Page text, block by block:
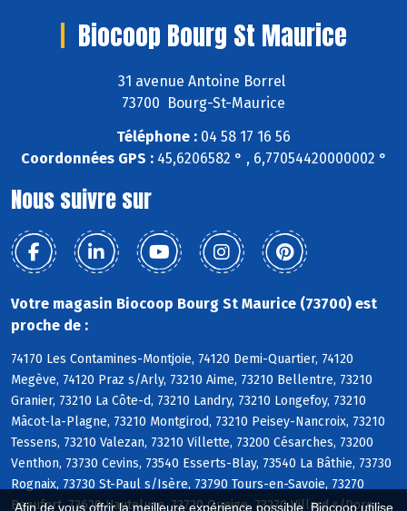
Afin de vous offrir la meilleure expérience possible, Biocoop utilise
Biocoop Bourg St Maurice
31 avenue Antoine Borrel
73700 Bourg-St-Maurice
Téléphone : 04 58 17 16 56
Coordonnées GPS :45,6206582 ° , 6,77054420000002 °
Nous suivre sur
Votre magasin Biocoop Bourg St Maurice (73700) est
proche de :
74170 Les Contamines-Montjoie, 74120 Demi-Quartier, 74120
Megève, 74120 Praz s/Arly, 73210 Aime, 73210 Bellentre, 73210
Granier, 73210 La Côte-d, 73210 Landry, 73210 Longefoy, 73210
Mâcot-la-Plagne, 73210 Montgirod, 73210 Peisey-Nancroix, 73210
Tessens, 73210 Valezan, 73210 Villette, 73200 Césarches, 73200
Venthon, 73730 Cevins, 73540 Esserts-Blay, 73540 La Bâthie, 73730
Rognaix, 73730 St-Paul s/Isère, 73790 Tours-en-Savoie, 73270
Beaufort, 73620 Hauteluce, 73720 Queige, 73270 Villard s/Doron,